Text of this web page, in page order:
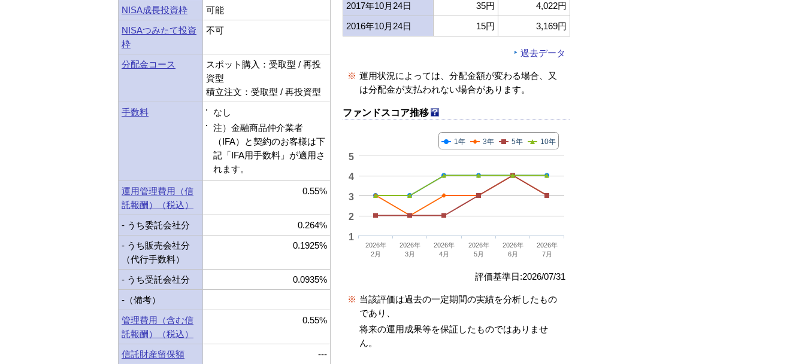
NISA成長投資枠
可能
NISAつみたて投資
枠
不可
分配金コース
スポット購入：受取型 / 再投
資型
積立注文：受取型 / 再投資型
手数料
なし
注）金融商品仲介業者
（IFA）と契約のお客様は下
記「IFA用手数料」が適用さ
れます。
運用管理費用（信
託報酬）（税込）
0.55%
- うち委託会社分
0.264%
- うち販売会社分
（代行手数料）
0.1925%
- うち受託会社分
0.0935%
-（備考）
管理費用（含む信
託報酬）（税込）
0.55%
信託財産留保額
---
2017年10月24日
35円
4,022円
2016年10月24日
15円 3,169円
過去データ
※ 運用状況によっては、分配金額が変わる場合、又
は分配金が支払われない場合があります。
ファンドスコア推移
1年 3年 5年 10年
2026年
2月
2026年
3月
2026年
4月
2026年
5月
2026年
6月
2026年
7月
1
2
3
4
5
評価基準日:2026/07/31
※ 当該評価は過去の一定期間の実績を分析したもの
であり、
将来の運用成果等を保証したものではありませ
ん。